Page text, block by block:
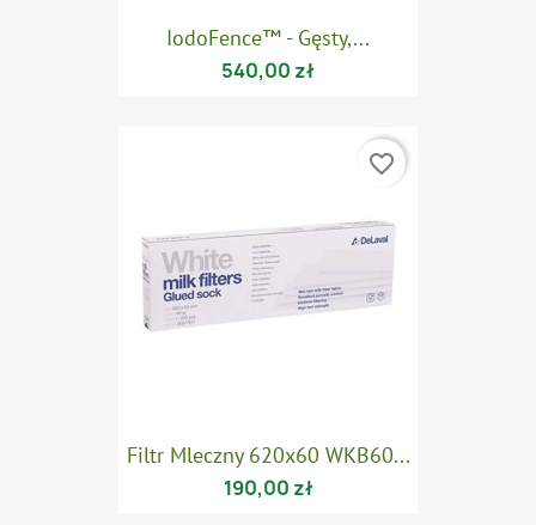
IodoFence™ - Gęsty,...
540,00 zł
Filtr Mleczny 620x60 WKB60...
190,00 zł
favorite_border